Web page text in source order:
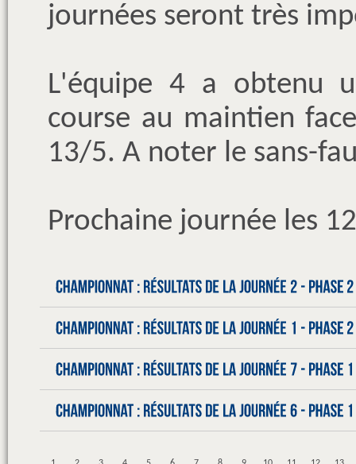
journées seront très
L'équipe 4 a obtenu
course au maintien
13/5. A noter le sans-
Prochaine journée les